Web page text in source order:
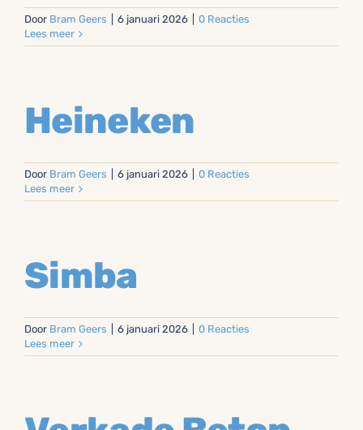
Door Bram Geers 6 januari 2026
0 Reacties
Lees meer
Heineken
Door Bram Geers 6 januari 2026
0 Reacties
Lees meer
Simba
Door Bram Geers 6 januari 2026
0 Reacties
Lees meer